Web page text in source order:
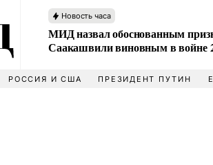
Новость часа
МИД назвал обоснованным
Саакашвили виновным в войне
РОССИЯ И США ПРЕЗИДЕНТ ПУТИН